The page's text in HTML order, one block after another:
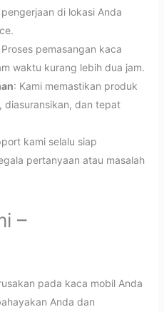
di lokasi Anda
pemasangan kaca
waktu kurang lebih dua jam.
: Kami memastikan produk
diasuransikan, dan tepat
kami selalu siap
pertanyaan atau masalah
–
pada kaca mobil Anda
Anda dan